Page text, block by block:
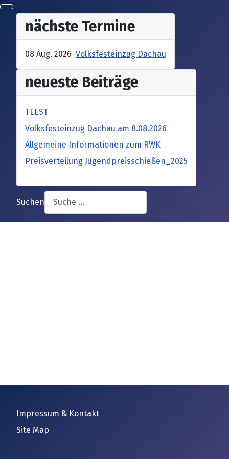
nächste Termine
08 Aug. 2026 Volksfesteinzug Dachau
neueste Beiträge
TEEST
Volksfesteinzug Dachau am 8.08.2026
Allgemeine Informationen zum RWK
Preisverteilung Jugendpreisschießen_2025
Suchen
Impressum & Kontakt
Site Map